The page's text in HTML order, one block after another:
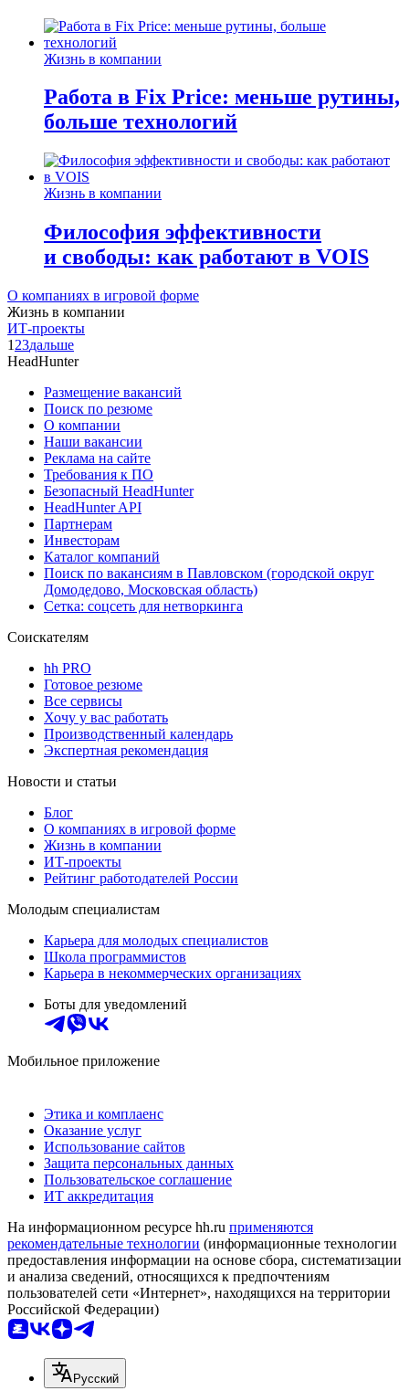
Жизнь в компании
Работа в Fix Price: меньше рутины,
больше технологий
Жизнь в компании
Философия эффективности
и свободы: как работают в VOIS
О компаниях в игровой форме
Жизнь в компании
ИТ-проекты
1 23дальше
HeadHunter
Размещение вакансий
Поиск по резюме
О компании
Наши вакансии
Реклама на сайте
Требования к ПО
Безопасный HeadHunter
HeadHunter API
Партнерам
Инвесторам
Каталог компаний
Поиск по вакансиям в Павловском (городской округ
Домодедово, Московская область)
Сетка: соцсеть для нетворкинга
Соискателям
hh PRO
Готовое резюме
Все сервисы
Хочу у вас работать
Производственный календарь
Экспертная рекомендация
Новости и статьи
Блог
О компаниях в игровой форме
Жизнь в компании
ИТ-проекты
Рейтинг работодателей России
Молодым специалистам
Карьера для молодых специалистов
Школа программистов
Карьера в некоммерческих организациях
Боты для уведомлений
Мобильное приложение
Этика и комплаенс
Оказание услуг
Использование сайтов
Защита персональных данных
Пользовательское соглашение
ИТ аккредитация
На информационном ресурсе hh.ru применяются
рекомендательные технологии (информационные технологии
предоставления информации на основе сбора, систематизации
и анализа сведений, относящихся к предпочтениям
пользователей сети «Интернет», находящихся на территории
Российской Федерации)
Русский